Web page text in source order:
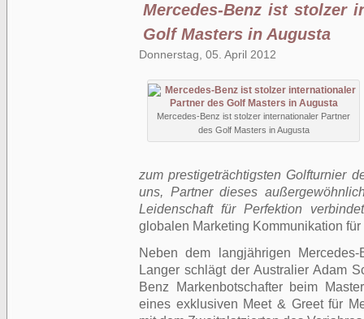
Mercedes-Benz ist stolzer
Golf Masters in Augusta
Donnerstag, 05. April 2012
Mercedes-Benz ist stolzer internationaler Partner
des Golf Masters in Augusta
zum prestigeträchtigsten Golfturnier
uns, Partner dieses
Leidenschaft für Perfektion
globalen Marketing Kommunikation
Neben dem langjährigen
Langer schlägt der Australier Adam
Benz Markenbotschafter beim
eines exklusiven Meet & Greet für